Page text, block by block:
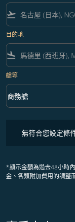
flight_takeoff
目的地
flight_land
艙等
艙等 option 商務艙
商務艙
keyboard_arrow_down
無符合您設定條
*顯示金額為過去48小時
金、各類附加費用的調整